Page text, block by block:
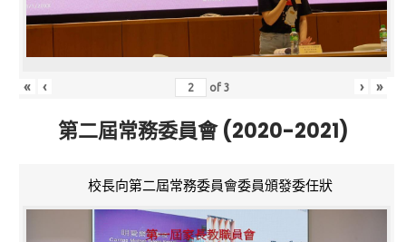
« ‹ of3 › »
第二屆常務委員會 (2020-2021)
校長向第二屆常務委員會委員頒發委任狀